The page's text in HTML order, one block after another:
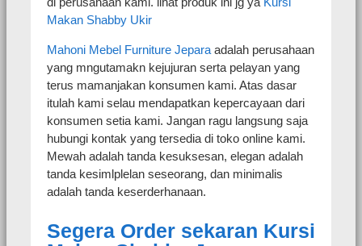
Makan Shabby Ukir
Mahoni Mebel Furniture Jepara adalah perusahaan
yang mngutamakn kejujuran serta pelayan yang
terus mamanjakan konsumen kami. Atas dasar
itulah kami selau mendapatkan kepercayaan dari
konsumen setia kami. Jangan ragu langsung saja
hubungi kontak yang tersedia di toko online kami.
Mewah adalah tanda kesuksesan, elegan adalah
tanda kesimlplelan seseorang, dan minimalis
adalah tanda keserderhanaan.
Segera Order sekaran Kursi